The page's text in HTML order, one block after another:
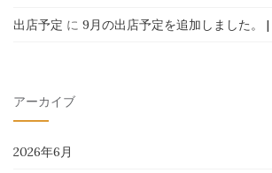
出店予定 に 9月の出店予定を追加しました。 |
アーカイブ
2026年6月